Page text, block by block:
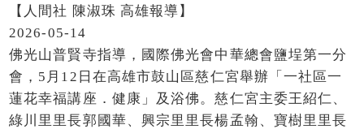
【人間社 陳淑珠 高雄報導】
2026-05-14
佛光山普賢寺指導，國際佛光會中華總會鹽埕第一分
會，5月12日在高雄市鼓山區慈仁宮舉辦「一社區一
蓮花幸福講座．健康」及浴佛。慈仁宮主委王紹仁、
綠川里里長郭國華、興宗里里長楊孟翰、寶樹里里長